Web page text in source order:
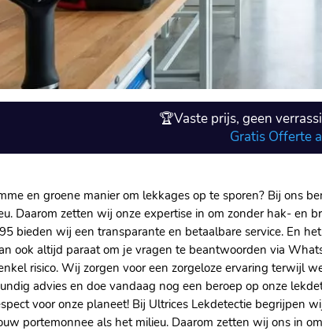
🏆Vaste prijs, geen
Gratis Offerte
en groene manier om lekkages op te sporen? Bij ons
Daarom zetten wij onze expertise in om zonder hak- en
bieden wij een transparante en betaalbare service. En
ook altijd paraat om je vragen te beantwoorden via
risico. Wij zorgen voor een zorgeloze ervaring terwijl
advies en doe vandaag nog een beroep op onze
voor onze planeet! Bij Ultrices Lekdetectie begrijpen
portemonnee als het milieu. Daarom zetten wij ons in